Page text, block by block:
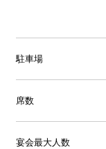
駐車場
席数
宴会最大人数